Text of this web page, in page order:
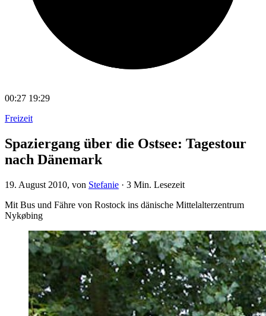
00:27 19:29
Freizeit
Spaziergang über die Ostsee: Tagestour
nach Dänemark
19. August 2010, von Stefanie · 3 Min. Lesezeit
Mit Bus und Fähre von Rostock ins dänische Mittelalterzentrum
Nykøbing